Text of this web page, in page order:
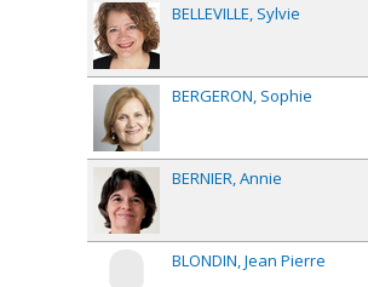
BELLEVILLE Sylvie
BERGERON Sophie
BERNIER Annie
BLONDIN Jean Pierre